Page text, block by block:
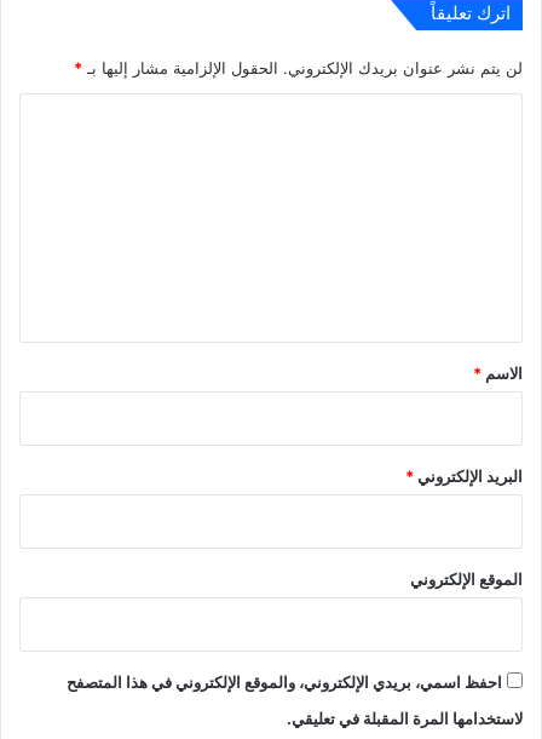
اترك تعليقاً
لن يتم نشر عنوان بريدك الإلكتروني. الحقول الإلزامية مشار إليها بـ*
*
الاسم *
البريد الإلكتروني*
الموقع الإلكتروني
احفظ اسمي، بريدي الإلكتروني، والموقع الإلكتروني في هذا المتصفح
لاستخدامها المرة المقبلة في تعليقي.